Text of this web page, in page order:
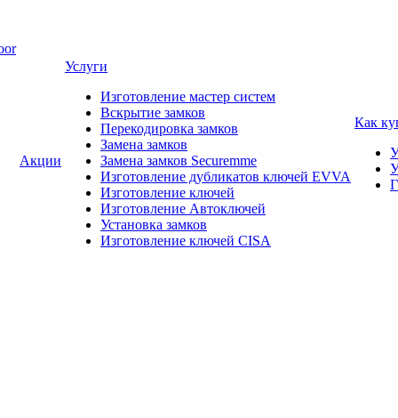
Акции
Услуги
Изготовление мастер систем
Вскрытие замков
Перекодировка замков
Замена замков
Замена замков Securemme
Изготовление дубликатов ключей EVVA
Изготовление ключей
Изготовление Автоключей
Установка замков
Изготовление ключей CISA
Как